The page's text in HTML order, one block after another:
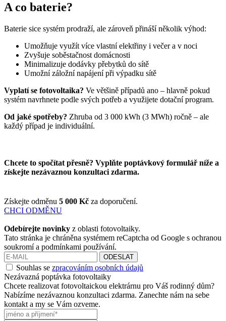
A co baterie?
Baterie sice systém prodraží, ale zároveň přináší několik výhod:
Umožňuje využít více vlastní elektřiny i večer a v noci
Zvyšuje soběstačnost domácnosti
Minimalizuje dodávky přebytků do sítě
Umožní záložní napájení při výpadku sítě
Vyplatí se fotovoltaika? Ve většině případů ano – hlavně pokud
systém navrhnete podle svých potřeb a využijete dotační program.
Od jaké spotřeby? Zhruba od 3 000 kWh (3 MWh) ročně – ale
každý případ je individuální.
Chcete to spočítat přesně? Vyplňte poptávkový formulář níže a
získejte nezávaznou konzultaci zdarma.
Získejte odměnu 5 000 Kč za doporučení.
CHCI ODMĚNU
Odebírejte novinky z oblasti fotovoltaiky.
Tato stránka je chráněna systémem reCaptcha od Google s ochranou
soukromí a podmínkami používání.
ODESLAT
Souhlas se zpracováním osobních údajů
Nezávazná poptávka fotovoltaiky
Chcete realizovat fotovoltaickou elektrárnu pro Váš rodinný dům?
Nabízíme nezávaznou konzultaci zdarma. Zanechte nám na sebe
kontakt a my se Vám ozveme.